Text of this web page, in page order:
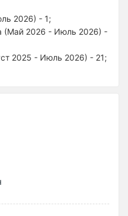
2026) - 1;
(Май 2026 - Июль 2026) -
2025 - Июль 2026) - 21;